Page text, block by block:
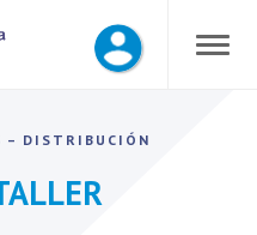
– DISTRIBUCIÓN